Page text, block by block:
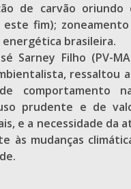
de carvão oriundo
este fim);
energética brasileira.
Sarney Filho (PV-
ressaltou
comportamento
prudente e de
e a necessidade da
às mudanças